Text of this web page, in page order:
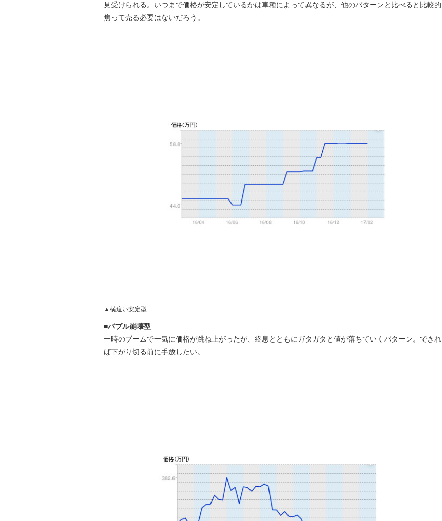
見受けられる。いつまで価格が安定しているかは車種によって異なるが、他のパターンと比べると比較的
焦って売る必要はないだろう。
▲横這い安定型
■バブル崩壊型
一時のブームで一気に価格が跳ね上がったが、終息とともにガタガタと値が落ちていくパターン。できれ
ば下がり切る前に手放したい。